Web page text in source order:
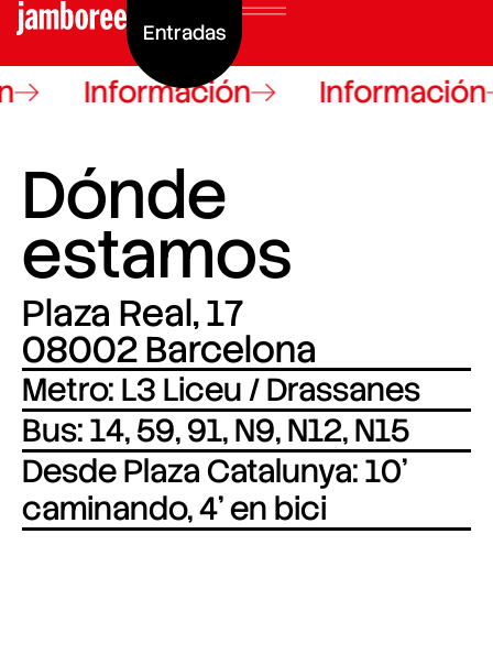
Entradas
Información Información
Dónde
estamos
Plaza Real, 17
08002 Barcelona
Metro: L3 Liceu / Drassanes
Bus: 14, 59, 91, N9, N12, N15
Desde Plaza Catalunya: 10'
caminando, 4' en bici